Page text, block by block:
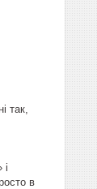
так,
в